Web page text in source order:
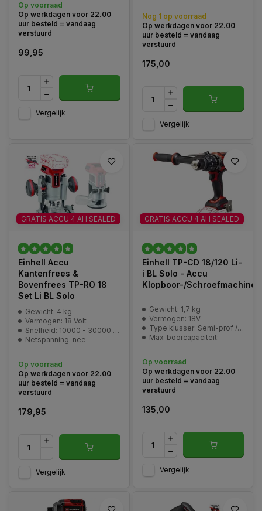
Op voorraad
Op werkdagen voor 22.00
uur besteld = vandaag
verstuurd
99,95
Vergelijk
polijsten en reinigen van
diverse materialen zoals
hout, metaal en steen.
Nog 1 op voorraad
Op werkdagen voor 22.00
uur besteld = vandaag
verstuurd
175,00
Vergelijk
GRATIS ACCU 4 AH SEALED
Einhell Accu
Kantenfrees &
Bovenfrees TP-RO 18
Set Li BL Solo
Gewicht: 4 kg
Vermogen: 18 Volt
Snelheid: 10000 - 30000 min^-1
Netspanning: nee
Op voorraad
Op werkdagen voor 22.00
uur besteld = vandaag
verstuurd
179,95
Vergelijk
GRATIS ACCU 4 AH SEALED
Einhell TP-CD 18/120 Li-
i BL Solo - Accu
Klopboor-/Schroefmachine
Gewicht: 1,7 kg
Vermogen: 18V
Type klusser: Semi-prof / prof
Max. boorcapaciteit:
Op voorraad
Op werkdagen voor 22.00
uur besteld = vandaag
verstuurd
135,00
Vergelijk